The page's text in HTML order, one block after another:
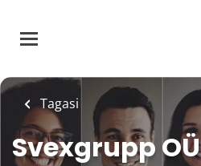
main
Tagasi
Svexgrupp OÜ